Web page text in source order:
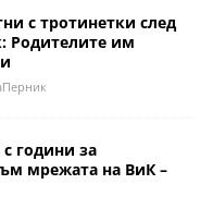
с тротинетки след
Родителите им
години за
мрежата на ВиК –